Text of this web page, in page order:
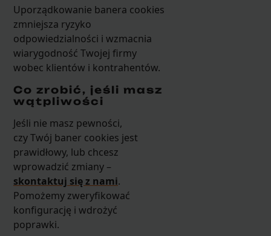
Uporządkowanie banera cookies
zmniejsza ryzyko
odpowiedzialności i wzmacnia
wiarygodność Twojej firmy
wobec klientów i kontrahentów.
Co zrobić, jeśli masz
wątpliwości
Jeśli nie masz pewności,
czy Twój baner cookies jest
prawidłowy, lub chcesz
wprowadzić zmiany –
skontaktuj się z nami.
Pomożemy zweryfikować
konfigurację i wdrożyć
poprawki.